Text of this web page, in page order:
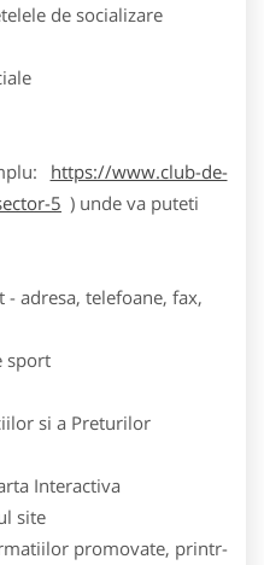
de socializare
https://www.club-de-
5 ) unde va puteti
telefoane, fax,
si a Preturilor
Interactiva
site
promovate, printr-